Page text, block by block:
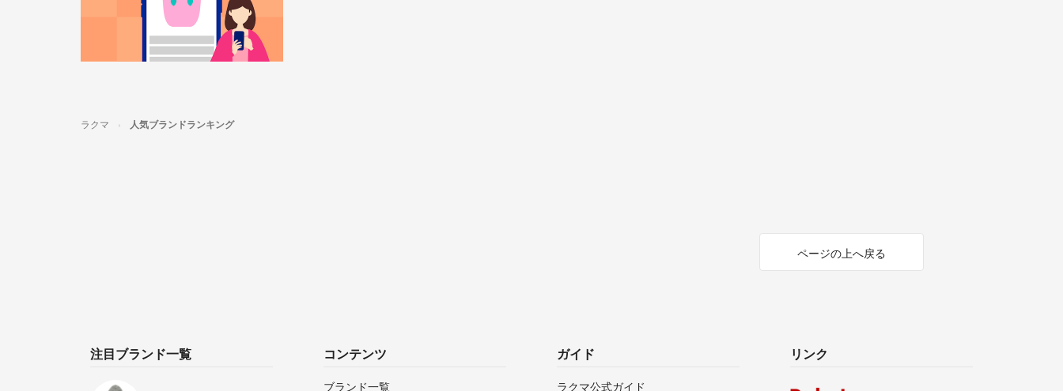
ラクマ 人気ブランドランキング
ページの上へ戻る
注目ブランド一覧 コンテンツ
ブランド一覧
ガイド
ラクマ公式ガイド
リンク